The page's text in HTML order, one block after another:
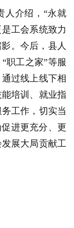
人介绍，“永就
工会系统致力
。今后，县人
职工之家”等服
过线上线下相
培训、就业指
工作，切实当
进更充分、更
展大局贡献工